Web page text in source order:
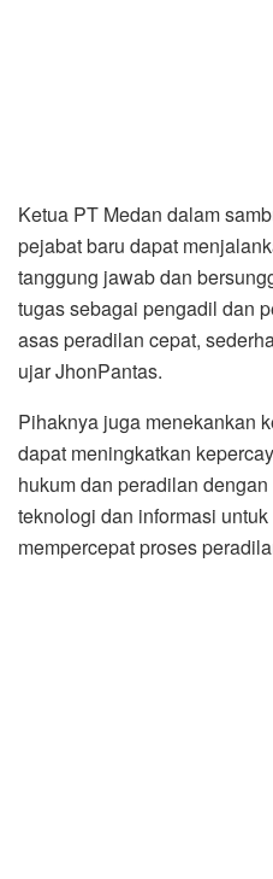
Ketua PT Medan dalam
pejabat baru dapat
tanggung jawab dan
tugas sebagai pengadil dan
asas peradilan cepat,
ujar JhonPantas.
Pihaknya juga menekankan
dapat meningkatkan
hukum dan peradilan
teknologi dan informasi
mempercepat proses